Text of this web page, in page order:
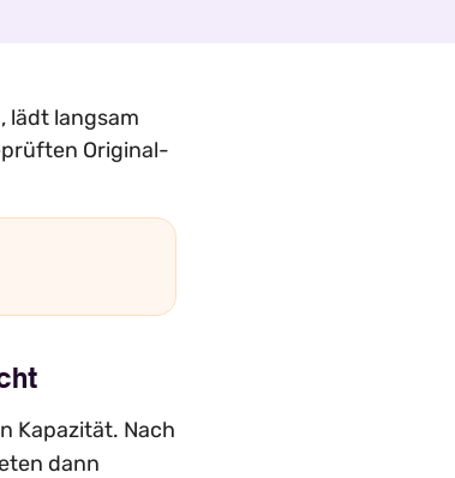
lädt langsam
Original-
Kapazität. Nach
dann